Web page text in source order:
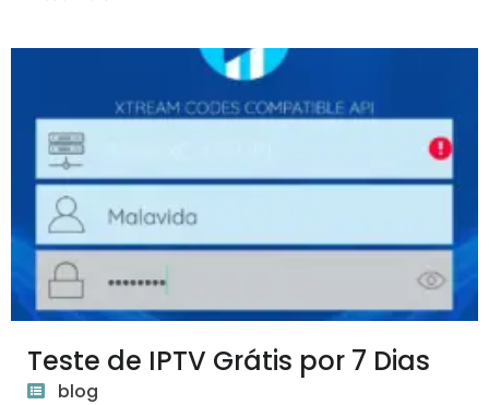
Teste de IPTV Grátis por 7 Dias
blog